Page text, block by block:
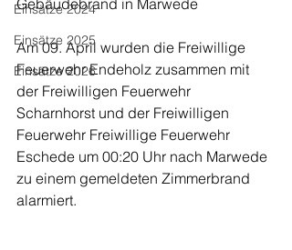
Einsätze 2024
Einsätze 2025
Einsätze 2026
Am 09. April wurden die Freiwillige
Feuerwehr Endeholz zusammen mit
der Freiwilligen Feuerwehr
Scharnhorst und der Freiwilligen
Feuerwehr Freiwillige Feuerwehr
Eschede um 00:20 Uhr nach Marwede
zu einem gemeldeten Zimmerbrand
alarmiert.